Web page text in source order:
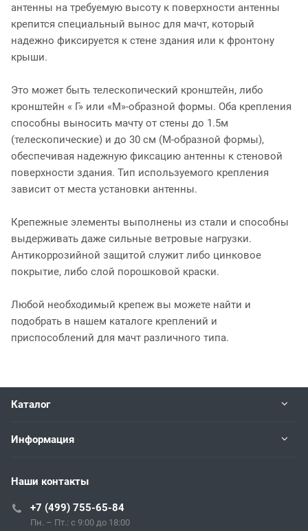
антенны на требуемую высоту к поверхности антенны
крепится специальный вынос для мачт, который
надежно фиксируется к стене здания или к фронтону
крыши.
Это может быть телескопический кронштейн, либо
кронштейн « Г» или «М»-образной формы. Оба крепления
способны выносить мачту от стены до 1.5м
(телескопические) и до 30 см (М-образной формы),
обеспечивая надежную фиксацию антенны к стеновой
поверхности здания. Тип используемого крепления
зависит от места установки антенны.
Крепежные элементы выполнены из стали и способны
выдерживать даже сильные ветровые нагрузки.
Антикоррозийной защитой служит либо цинковое
покрытие, либо слой порошковой краски.
Любой необходимый крепеж вы можете найти и
подобрать в нашем каталоге креплений и
приспособлений для мачт различного типа.
Каталог
Информация
Наши контакты
+7 (499) 755-65-84
Пн. – Пт.: с 9:00 до 18:00